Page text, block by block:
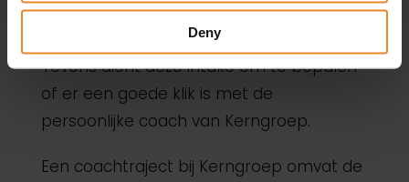
Deny
Samen met jou stemmen we het
vertrekpunt en de doelstellingen af.
Tevens dient deze intake om te bepalen
of er een goede klik is met de
persoonlijke coach van Kerngroep.
Een coachtraject bij Kerngroep omvat de